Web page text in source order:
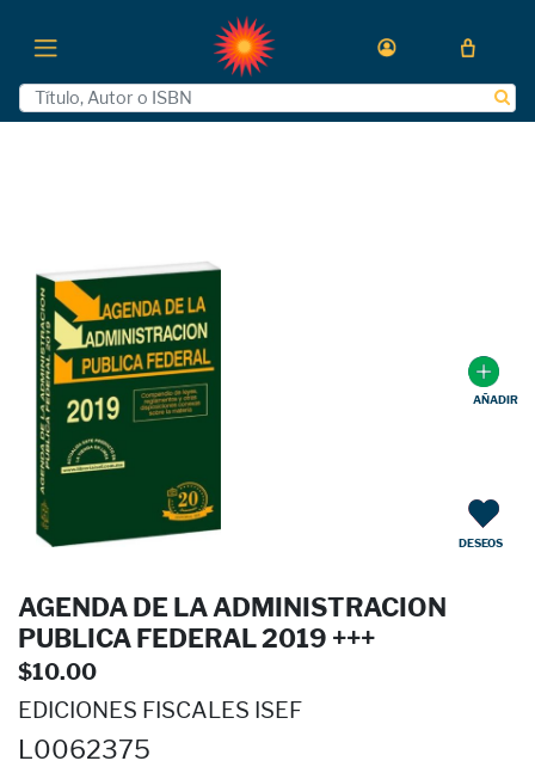
AGENDA DE LA ADMINISTRACION
PUBLICA FEDERAL 2019 +++
$10.00
EDICIONES FISCALES ISEF
L0062375
AÑADIR
DESEOS